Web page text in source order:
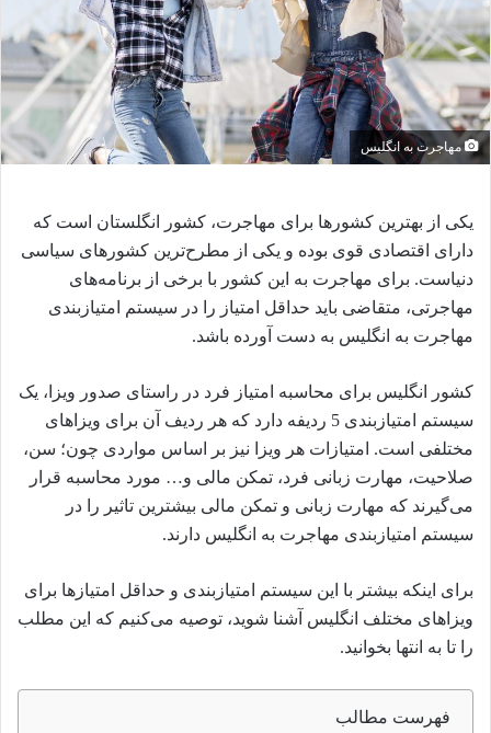
ی
م
ی
ل
مهاجرت به انگلیس
یکی از بهترین کشورها برای مهاجرت، کشور انگلستان است که
دارای اقتصادی قوی بوده و یکی از مطرح‌ترین کشورهای سیاسی
دنیاست. برای مهاجرت به این کشور با برخی از برنامه‌های
مهاجرتی، متقاضی باید حداقل امتیاز را در سیستم امتیازبندی
مهاجرت به انگلیس به دست آورده باشد.
کشور انگلیس برای محاسبه امتیاز فرد در راستای صدور ویزا، یک
سیستم امتیازبندی 5 ردیفه دارد که هر ردیف آن برای ویزاهای
مختلفی است. امتیازات هر ویزا نیز بر اساس مواردی چون؛ سن،
صلاحیت، مهارت زبانی فرد، تمکن مالی و… مورد محاسبه قرار
می‌گیرند که مهارت زبانی و تمکن مالی بیشترین تاثیر را در
سیستم امتیازبندی مهاجرت به انگلیس دارند.
برای اینکه بیشتر با این سیستم امتیازبندی و حداقل امتیازها برای
ویزاهای مختلف انگلیس آشنا شوید، توصیه می‌کنیم که این مطلب
را تا به انتها بخوانید.
فهرست مطالب